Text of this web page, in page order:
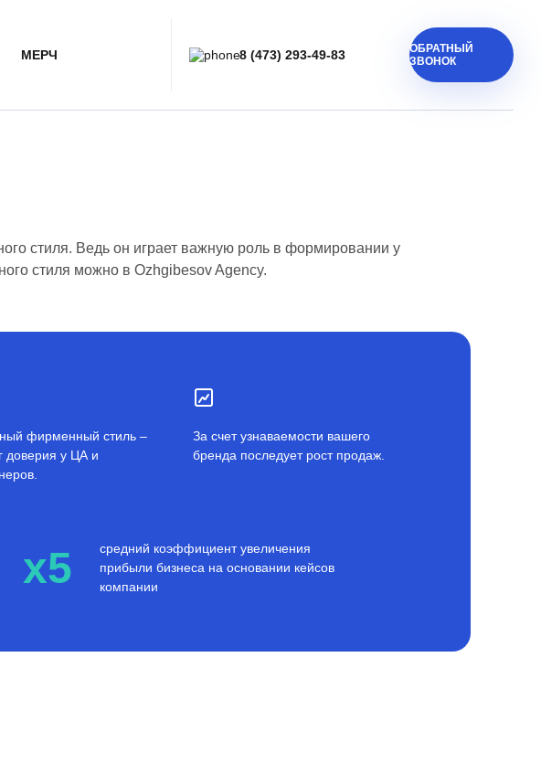
МЕРЧ 8 (473) 293-49-83
ОБРАТНЫЙ
ЗВОНОК
стиля. Ведь он играет важную роль в формировании у
стиля можно в Ozhgibesov Agency.
фирменный стиль –
доверия у ЦА и
За счет узнаваемости вашего
бренда последует рост продаж.
x5
средний коэффициент увеличения
прибыли бизнеса на основании кейсов
компании